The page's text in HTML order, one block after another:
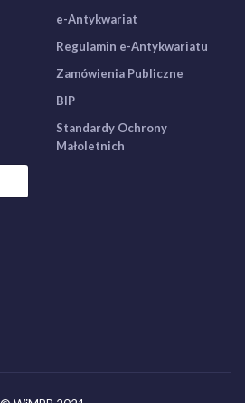
e-Antykwariat
Regulamin e-Antykwariatu
Zamówienia Publiczne
BIP
Standardy Ochrony
Małoletnich